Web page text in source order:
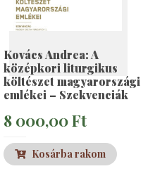
Kovács Andrea: A
középkori liturgikus
költészet magyarországi
emlékei – Szekvenciák
8 000,00Ft
Kosárba rakom